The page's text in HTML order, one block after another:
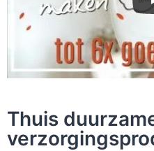
Thuis